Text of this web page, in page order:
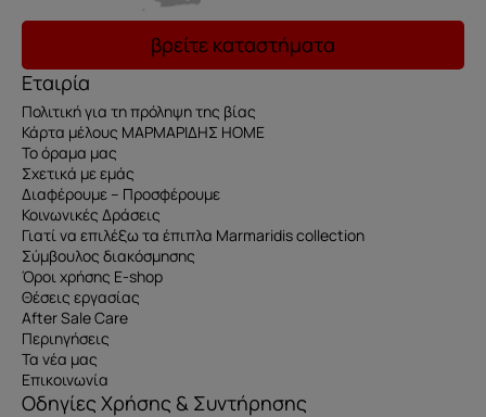
βρείτε καταστήματα
Εταιρία
Πολιτική για τη πρόληψη της βίας
Κάρτα μέλους ΜΑΡΜΑΡΙΔΗΣ HOME
Το όραμα μας
Σχετικά με εμάς
Διαφέρουμε – Προσφέρουμε
Κοινωνικές Δράσεις
Γιατί να επιλέξω τα έπιπλα Marmaridis collection
Σύμβουλος διακόσμησης
Όροι χρήσης E-shop
Θέσεις εργασίας
After Sale Care
Περιηγήσεις
Τα νέα μας
Επικοινωνία
Οδηγίες Χρήσης & Συντήρησης